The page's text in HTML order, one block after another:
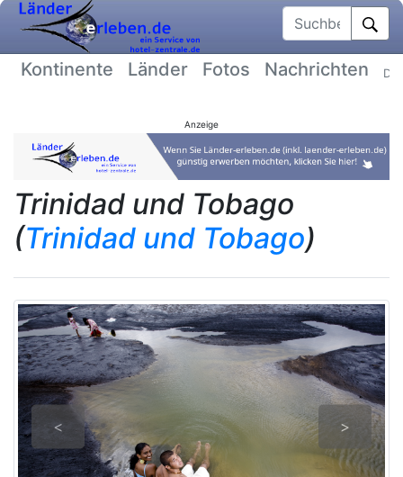
Suchbegriff
Kontinente Länder Fotos Nachrichten
Anzeige
Trinidad und Tobago
(Trinidad und Tobago)
< >